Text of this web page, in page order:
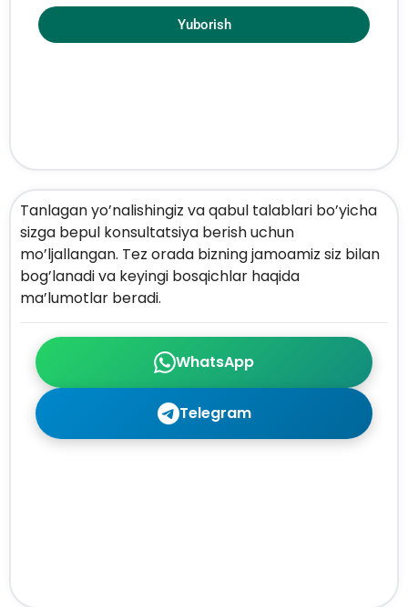
WhatsApp
Telegram
Tanlagan yo’nalishingiz va qabul talablari bo’yicha
sizga bepul konsultatsiya berish uchun
mo’ljallangan. Tez orada bizning jamoamiz siz bilan
bog’lanadi va keyingi bosqichlar haqida
ma’lumotlar beradi.
Yuborish